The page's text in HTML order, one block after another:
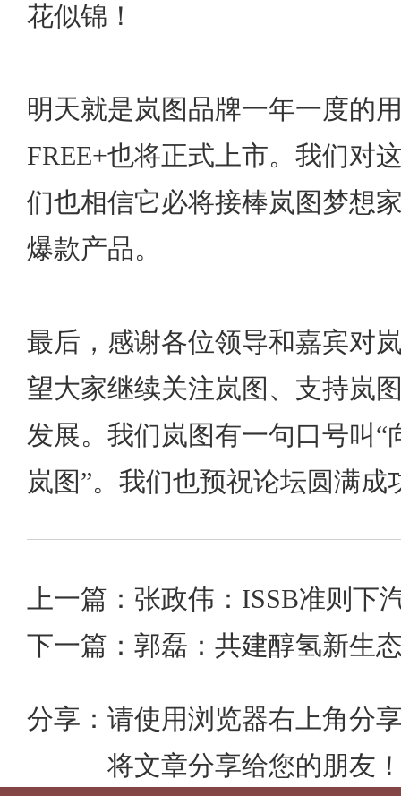
花似锦！
明天就是岚图品牌一年一度的
FREE+也将正式上市。我们对
们也相信它必将接棒岚图梦想
爆款产品。
最后，感谢各位领导和嘉宾对
望大家继续关注岚图、支持岚
发展。我们岚图有一句口号叫“
岚图”。我们也预祝论坛圆满成
下一篇：郭磊：共建醇氢新生
分享： 请使用浏览器右上角分
将文章分享给您的朋友